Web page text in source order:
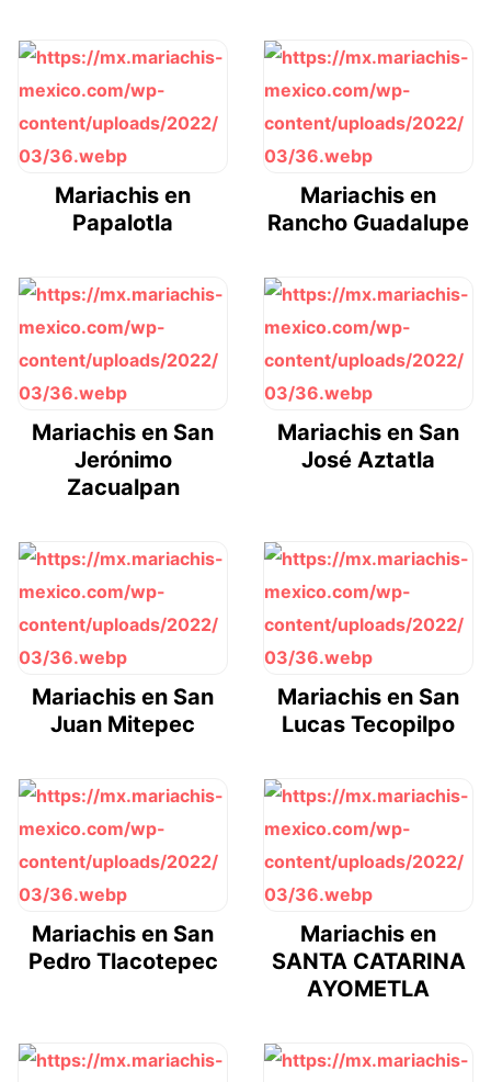
Mariachis en
Papalotla
Mariachis en
Rancho Guadalupe
Mariachis en San
Jerónimo
Zacualpan
Mariachis en San
José Aztatla
Mariachis en San
Juan Mitepec
Mariachis en San
Lucas Tecopilpo
Mariachis en San
Pedro Tlacotepec
Mariachis en
SANTA CATARINA
AYOMETLA